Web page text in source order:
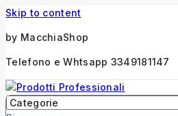
Skip to content
by MacchiaShop
Telefono e Whtsapp 3349181147